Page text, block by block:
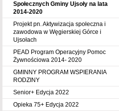
Społecznych Gminy Ujsoły na lata
2014-2020
Projekt pn. Aktywizacja społeczna i
zawodowa w Węgierskiej Górce i
Ujsołach
PEAD Program Operacyjny Pomoc
Żywnościowa 2014- 2020
GMINNY PROGRAM WSPIERANIA
RODZINY
Senior+ Edycja 2022
Opieka 75+ Edycja 2022